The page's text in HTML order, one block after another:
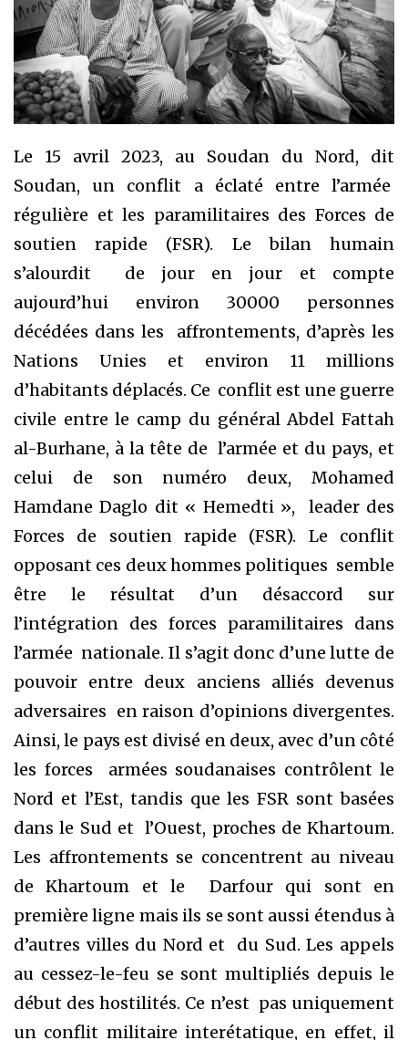
Le 15 avril 2023, au Soudan du Nord, dit
Soudan, un conflit a éclaté entre l’armée
régulière et les paramilitaires des Forces de
soutien rapide (FSR). Le bilan humain
s’alourdit de jour en jour et compte
aujourd’hui environ 30000 personnes
décédées dans les affrontements, d’après les
Nations Unies et environ 11 millions
d’habitants déplacés. Ce conflit est une guerre
civile entre le camp du général Abdel Fattah
al-Burhane, à la tête de l’armée et du pays, et
celui de son numéro deux, Mohamed
Hamdane Daglo dit « Hemedti », leader des
Forces de soutien rapide (FSR). Le conflit
opposant ces deux hommes politiques semble
être le résultat d’un désaccord sur
l’intégration des forces paramilitaires dans
l’armée nationale. Il s’agit donc d’une lutte de
pouvoir entre deux anciens alliés devenus
adversaires en raison d’opinions divergentes.
Ainsi, le pays est divisé en deux, avec d’un côté
les forces armées soudanaises contrôlent le
Nord et l’Est, tandis que les FSR sont basées
dans le Sud et l’Ouest, proches de Khartoum.
Les affrontements se concentrent au niveau
de Khartoum et le Darfour qui sont en
première ligne mais ils se sont aussi étendus à
d’autres villes du Nord et du Sud. Les appels
au cessez-le-feu se sont multipliés depuis le
début des hostilités. Ce n’est pas uniquement
un conflit militaire interétatique, en effet, il